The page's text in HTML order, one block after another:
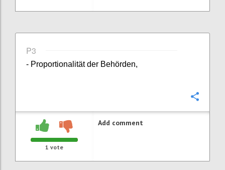
P3
- Proportionalität der Behörden,
1 vote
Add comment